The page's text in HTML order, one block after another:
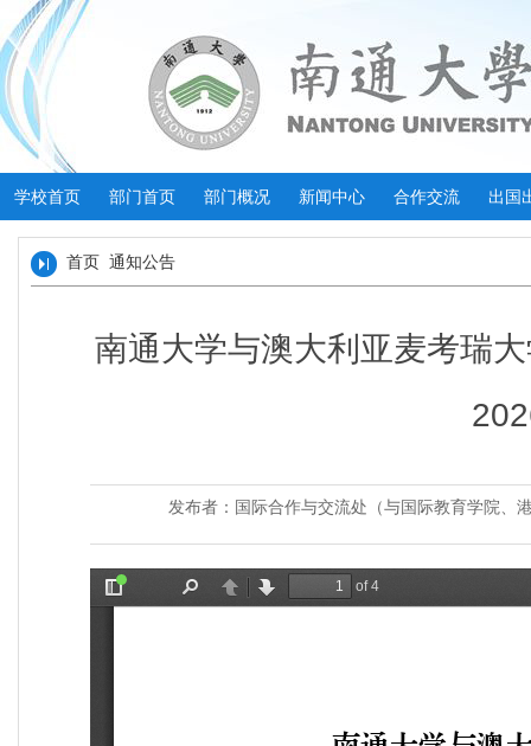
学校首页 部门首页 部门概况 新闻中心 合作交流 出国
首页 通知公告
南通大学与澳大利亚麦考瑞
发布者：国际合作与交流处（与国际教育学院